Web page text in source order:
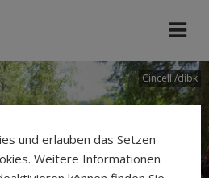
Cincelli/dibk
und erlauben das Setzen
Weitere Informationen